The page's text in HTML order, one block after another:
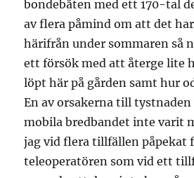
bondebåten med ett 170-tal
av flera påmind om att det
härifrån under sommaren så
ett försök med att återge lite
löpt här på gården samt hur
En av orsakerna till
mobila bredbandet inte varit
jag vid flera tillfällen påpekat
teleoperatören som vid ett